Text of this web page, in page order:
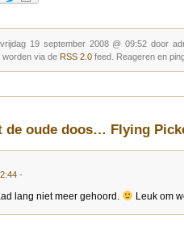
19 september 2008 @ 09:52 door
worden via de RSS 2.0 feed. Reageren en
de oude doos… Flying
-
lang niet meer gehoord. Leuk om